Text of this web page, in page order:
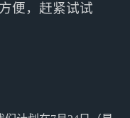
便，赶紧试试